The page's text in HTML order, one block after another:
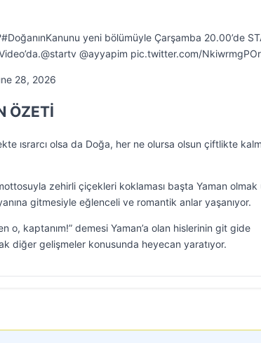
yeni bölümüyle Çarşamba 20.00’de
@ayyapim pic.twitter.com/NkiwrmgPOr
28, 2026
ÖZETİ
ısrarcı olsa da Doğa, her ne olursa olsun çiftlikte
zehirli çiçekleri koklaması başta Yaman olmak
gitmesiyle eğlenceli ve romantik anlar yaşanıyor.
o, kaptanım!” demesi Yaman’a olan hislerinin git gide
diğer gelişmeler konusunda heyecan yaratıyor.